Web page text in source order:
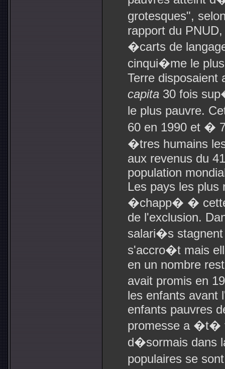
grotesques",
rapport du
�carts de
cinqui�me le
Terre disposaient
capita 30 fois
le plus pauvre.
60 en 1990 et �
�tres humains
aux revenus du
population
Les pays les plus
�chapp� �
de l'exclusion.
salari�s
s'accro�t mais
en un nombre
avait promis en
les enfants avant
enfants pauvres
promesse a �t�
d�sormais dans
populaires se